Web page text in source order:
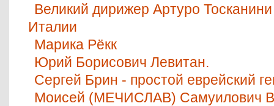
Великий дирижер Артуро
Италии
Марика Рёкк
Юрий Борисович Левитан.
Сергей Брин - простой еврейский
Моисей (МЕЧИСЛАВ) Самуилович